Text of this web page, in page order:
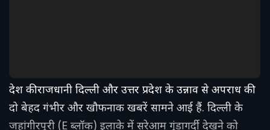
देश की राजधानी दिल्ली और उत्तर प्रदेश के उन्नाव से अपराध की
दो बेहद गंभीर और खौफनाक खबरें सामने आई हैं. दिल्ली के
जहांगीरपुरी (E ब्लॉक) इलाके में सरेआम गुंडागर्दी देखने को